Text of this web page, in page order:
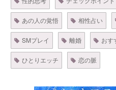
あの人の覚悟 相性占い
SMプレイ 離婚 おす
ひとりエッチ 恋の脈